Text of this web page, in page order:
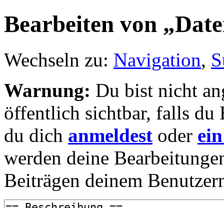
Bearbeiten von
Wechseln zu: Navigation,
Warnung: Du bist nicht
öffentlich sichtbar, falls du
du dich anmeldest oder
werden deine
Beiträgen deinem